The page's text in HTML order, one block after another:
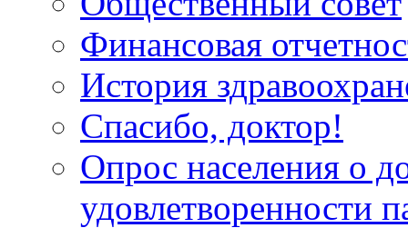
Финансовая
История
Спасибо, доктор!
Опрос населения о
удовлетворенности